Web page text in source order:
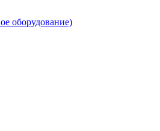
оборудование)